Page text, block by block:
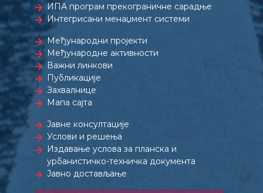
ИПА програм прекограничне сарадње
Интегрисани менаџмент системи
Међународни пројекти
Међународне активности
Важни линкови
Публикације
Захвалнице
Мапа сајта
Јавне консултације
Услови и решења
Издавање услова за планска и
урбанистичко-техничка документа
Јавно достављање